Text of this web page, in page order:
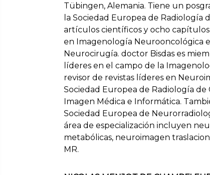
Tübingen, Alemania. Tiene un
la Sociedad Europea de Radiología
artículos científicos y ocho
en Imagenología Neurooncológica
Neurocirugía. doctor Bisdas es
líderes en el campo de la
revisor de revistas líderes en
Sociedad Europea de Radiología
Imagen Médica e Informática.
Sociedad Europea de
área de especialización incluyen
metabólicas, neuroimagen
MR.